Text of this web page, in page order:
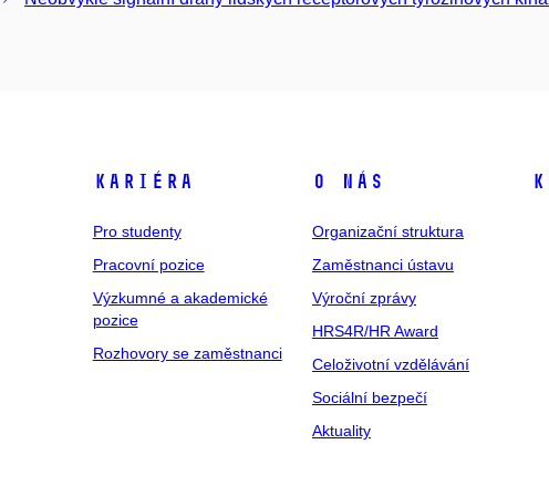
Kariéra
Pro studenty
Pracovní pozice
Výzkumné a akademické
pozice
Rozhovory se zaměstnanci
O nás
Organizační struktura
Zaměstnanci ústavu
Výroční zprávy
HRS4R/HR Award
Celoživotní vzdělávání
Sociální bezpečí
Aktuality